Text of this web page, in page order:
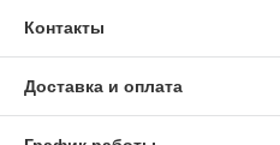
Контакты
Доставка и оплата